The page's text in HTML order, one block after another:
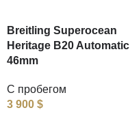
Breitling Superocean
Heritage B20 Automatic
46mm
С пробегом
3 900 $